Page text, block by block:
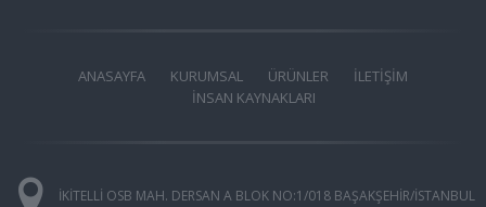
ANASAYFA KURUMSAL ÜRÜNLER
İLETİŞİM
İNSAN KAYNAKLARI
İKİTELLİ OSB MAH. DERSAN A BLOK NO:1/018 BAŞAKŞEHİR/İSTANBUL